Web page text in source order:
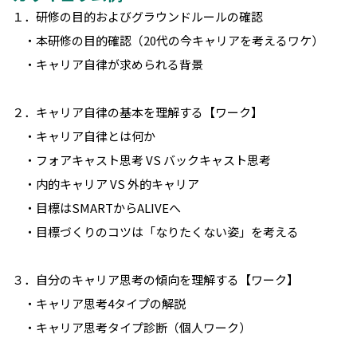
１．研修の目的およびグラウンドルールの確認
・本研修の目的確認（20代の今キャリアを考えるワケ）
・キャリア自律が求められる背景
２．キャリア自律の基本を理解する【ワーク】
・キャリア自律とは何か
・フォアキャスト思考 VS バックキャスト思考
・内的キャリア VS 外的キャリア
・目標はSMARTからALIVEへ
・目標づくりのコツは「なりたくない姿」を考える
３．自分のキャリア思考の傾向を理解する【ワーク】
・キャリア思考4タイプの解説
・キャリア思考タイプ診断（個人ワーク）